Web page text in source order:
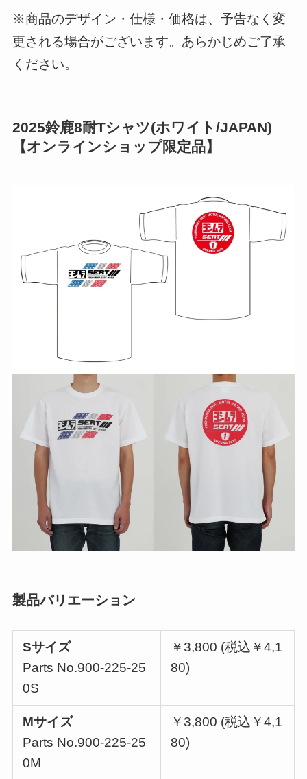
※商品のデザイン・仕様・価格は、予告なく変
更される場合がございます。あらかじめご了承
ください。
2025鈴鹿8耐Tシャツ(ホワイト/JAPAN)
【オンラインショップ限定品】
製品バリエーション
Sサイズ
Parts No.900-225-25
0S
￥3,800 (税込￥4,1
80)
Mサイズ
Parts No.900-225-25
0M
￥3,800 (税込￥4,1
80)